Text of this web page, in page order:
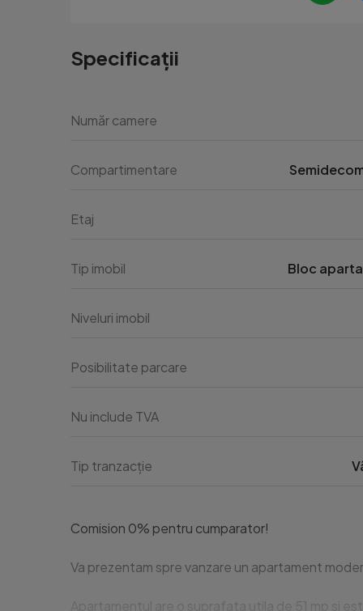
Specificații
Număr camere
Compartimentare
Etaj
Tip imobil Bloc
Niveluri imobil
Posibilitate parcare
Nu include TVA
Tip tranzacție
Comision 0% pentru cumparator!
Va prezentam spre vanzare un apartament
Apartamentul are o suprafata utila de 51 mp si